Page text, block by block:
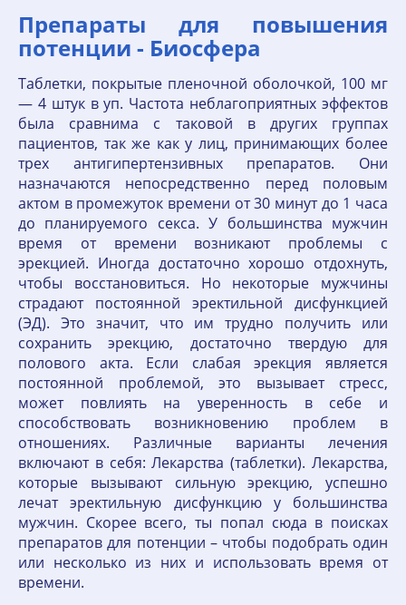
Препараты для повышения
потенции - Биосфера
Таблетки, покрытые пленочной оболочкой, 100 мг
— 4 штук в уп. Частота неблагоприятных эффектов
была сравнима с таковой в других группах
пациентов, так же как у лиц, принимающих более
трех антигипертензивных препаратов. Они
назначаются непосредственно перед половым
актом в промежуток времени от 30 минут до 1 часа
до планируемого секса. У большинства мужчин
время от времени возникают проблемы с
эрекцией. Иногда достаточно хорошо отдохнуть,
чтобы восстановиться. Но некоторые мужчины
страдают постоянной эректильной дисфункцией
(ЭД). Это значит, что им трудно получить или
сохранить эрекцию, достаточно твердую для
полового акта. Если слабая эрекция является
постоянной проблемой, это вызывает стресс,
может повлиять на уверенность в себе и
способствовать возникновению проблем в
отношениях. Различные варианты лечения
включают в себя: Лекарства (таблетки). Лекарства,
которые вызывают сильную эрекцию, успешно
лечат эректильную дисфункцию у большинства
мужчин. Скорее всего, ты попал сюда в поисках
препаратов для потенции – чтобы подобрать один
или несколько из них и использовать время от
времени.